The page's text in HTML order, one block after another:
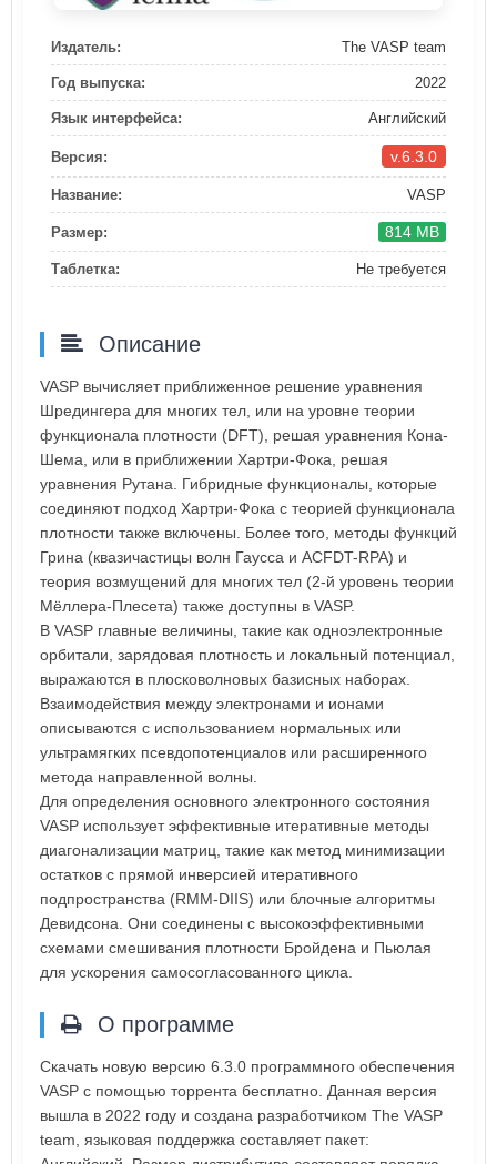
Издатель: The VASP team
Год выпуска: 2022
Язык интерфейса: Английский
Версия: v.6.3.0
Название: VASP
Размер: 814 MB
Таблетка: Не требуется
Описание
VASP вычисляет приближенное решение уравнения
Шредингера для многих тел, или на уровне теории
функционала плотности (DFT), решая уравнения Кона-
Шема, или в приближении Хартри-Фока, решая
уравнения Рутана. Гибридные функционалы, которые
соединяют подход Хартри-Фока с теорией функционала
плотности также включены. Более того, методы функций
Грина (квазичастицы волн Гаусса и ACFDT-RPA) и
теория возмущений для многих тел (2-й уровень теории
Мёллера-Плесета) также доступны в VASP.
В VASP главные величины, такие как одноэлектронные
орбитали, зарядовая плотность и локальный потенциал,
выражаются в плосковолновых базисных наборах.
Взаимодействия между электронами и ионами
описываются с использованием нормальных или
ультрамягких псевдопотенциалов или расширенного
метода направленной волны.
Для определения основного электронного состояния
VASP использует эффективные итеративные методы
диагонализации матриц, такие как метод минимизации
остатков с прямой инверсией итеративного
подпространства (RMM-DIIS) или блочные алгоритмы
Девидсона. Они соединены с высокоэффективными
схемами смешивания плотности Бройдена и Пьюлая
для ускорения самосогласованного цикла.
О программе
Скачать новую версию 6.3.0 программного обеспечения
VASP с помощью торрента бесплатно. Данная версия
вышла в 2022 году и создана разработчиком The VASP
team, языковая поддержка составляет пакет: